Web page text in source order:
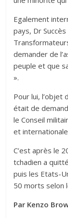
Egalement
pays, Dr
demander de
peuple et que
».
Pour lui, l’objet
était de
le Conseil
et
C’est après le
tchadien a
puis les Etats-
50 morts selon
Par Kenzo